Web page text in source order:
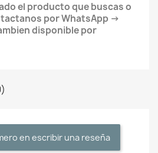
el producto que buscas o
por WhatsApp →
disponible por
en escribir una reseña